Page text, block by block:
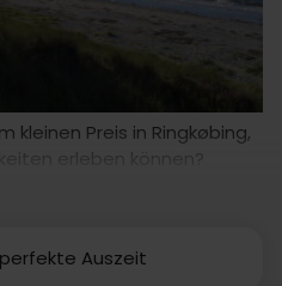
kleinen Preis in Ringkøbing,
erleben können?
in einem von unseren
Auszeit in Ringkøbing- mit
Auszeit